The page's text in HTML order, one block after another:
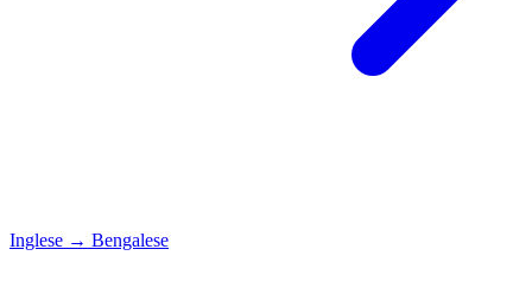
Inglese → Bengalese